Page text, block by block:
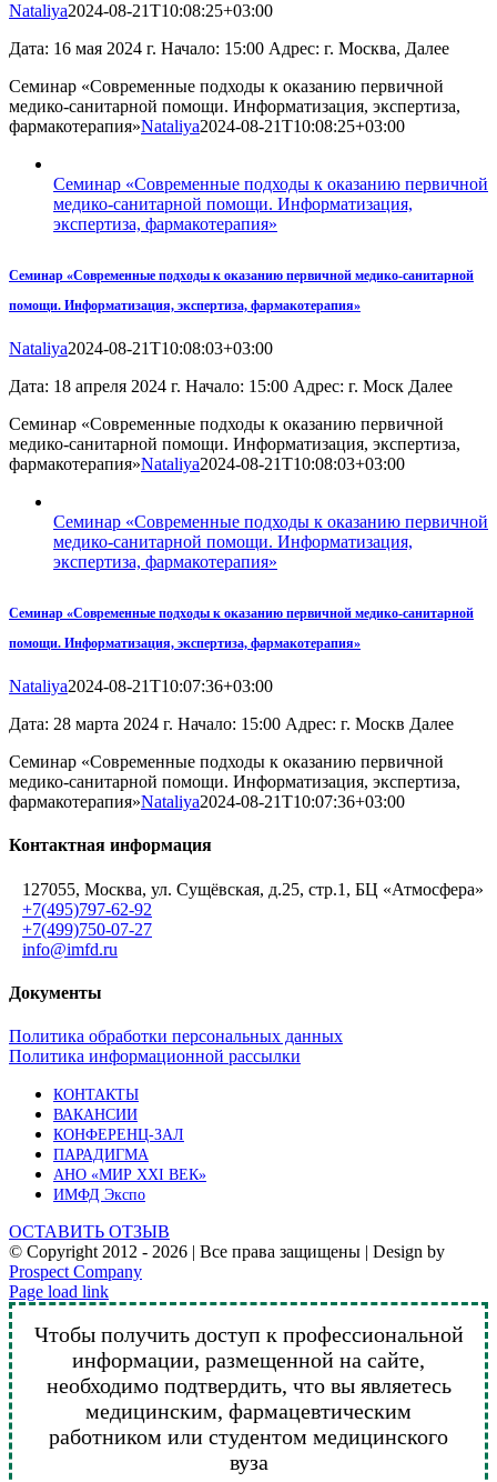
Nataliya2024-08-21T10:08:25+03:00
Дата: 16 мая 2024 г. Начало: 15:00 Адрес: г. Москва, Далее
Семинар «Современные подходы к оказанию первичной
медико-санитарной помощи. Информатизация, экспертиза,
фармакотерапия»Nataliya2024-08-21T10:08:25+03:00
Семинар «Современные подходы к оказанию первичной
медико-санитарной помощи. Информатизация,
экспертиза, фармакотерапия»
Семинар «Современные подходы к оказанию первичной медико-санитарной
помощи. Информатизация, экспертиза, фармакотерапия»
Nataliya2024-08-21T10:08:03+03:00
Дата: 18 апреля 2024 г. Начало: 15:00 Адрес: г. Моск Далее
Семинар «Современные подходы к оказанию первичной
медико-санитарной помощи. Информатизация, экспертиза,
фармакотерапия»Nataliya2024-08-21T10:08:03+03:00
Семинар «Современные подходы к оказанию первичной
медико-санитарной помощи. Информатизация,
экспертиза, фармакотерапия»
Семинар «Современные подходы к оказанию первичной медико-санитарной
помощи. Информатизация, экспертиза, фармакотерапия»
Nataliya2024-08-21T10:07:36+03:00
Дата: 28 марта 2024 г. Начало: 15:00 Адрес: г. Москв Далее
Семинар «Современные подходы к оказанию первичной
медико-санитарной помощи. Информатизация, экспертиза,
фармакотерапия»Nataliya2024-08-21T10:07:36+03:00
Контактная информация
127055, Москва, ул. Сущёвская, д.25, стр.1, БЦ «Атмосфера»
+7(495)797-62-92
+7(499)750-07-27
info@imfd.ru
Документы
Политика обработки персональных данных
Политика информационной рассылки
КОНТАКТЫ
ВАКАНСИИ
КОНФЕРЕНЦ-ЗАЛ
ПАРАДИГМА
АНО «МИР XXI ВЕК»
ИМФД Экспо
ОСТАВИТЬ ОТЗЫВ
© Copyright 2012 - 2026 | Все права защищены | Design by
Prospect Company
Vk
Telegram
YouTube
Email
Page load link
Чтобы получить доступ к профессиональной
информации, размещенной на сайте,
необходимо подтвердить, что вы являетесь
медицинским, фармацевтическим
работником или студентом медицинского
вуза